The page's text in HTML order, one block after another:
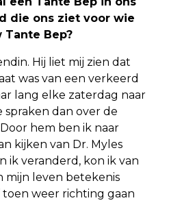
die ons ziet voor wie
Bep?
Hij liet mij zien dat
was van een verkeerd
lang elke zaterdag naar
spraken dan over de
hem ben ik naar
kijken van Dr. Myles
ik veranderd, kon ik van
mijn leven betekenis
weer richting gaan